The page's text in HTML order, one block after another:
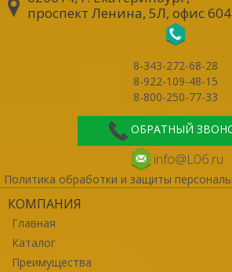
проспект Ленина, 5Л, офис 604
8-343-272-68-28
8-922-109-48-15
8-800-250-77-33
ОБРАТНЫЙ
info@L06.ru
Политика обработки и защиты
КОМПАНИЯ
Главная
Каталог
Преимущества